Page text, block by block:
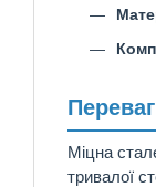
Міцна
тривалої